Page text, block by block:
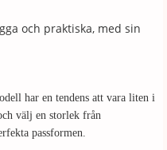
och praktiska, med sin
har en tendens att vara liten i
välj en storlek från
passformen.